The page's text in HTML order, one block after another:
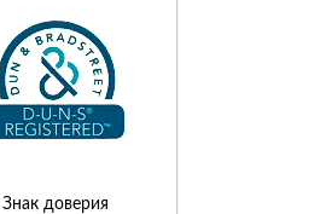
Знак доверия